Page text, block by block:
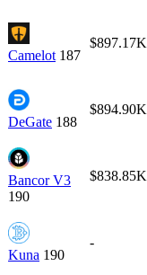
Camelot 187
$897.17K
DeGate 188
$894.90K
Bancor V3
190
$838.85K
Kuna 190
-